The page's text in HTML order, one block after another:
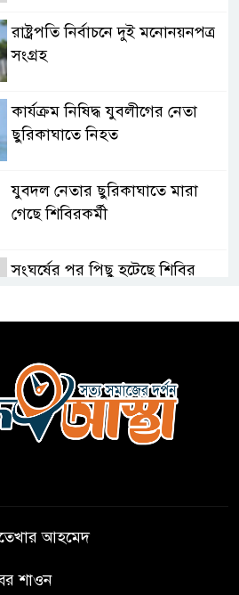
রাষ্ট্রপতি নির্বাচনে দুই মনোনয়নপত্র
সংগ্রহ
কার্যক্রম নিষিদ্ধ যুবলীগের নেতা
ছুরিকাঘাতে নিহত
যুবদল নেতার ছুরিকাঘাতে মারা
গেছে শিবিরকর্মী
সংঘর্ষের পর পিছু হটেছে শিবির
আছে ছাত্রদল
হযরত শাহজালাল বিমানবন্দরে
কিশোর
ভারত থেকে আসছে ২ দশমিক ৩
আহমেদ
শাওন